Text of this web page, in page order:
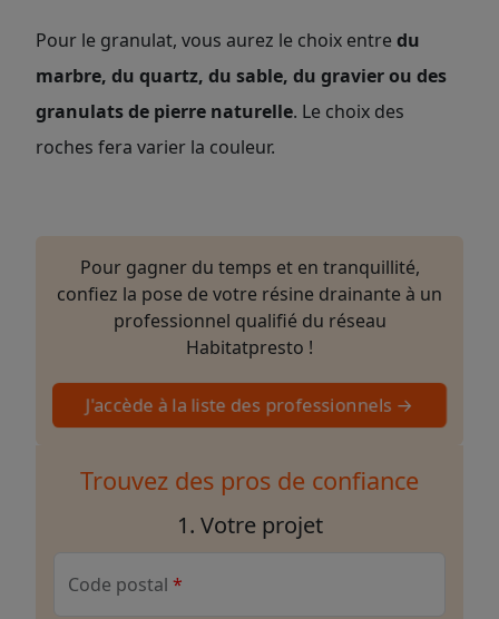
Pour le granulat, vous aurez le choix entre du
marbre, du quartz, du sable, du gravier ou des
granulats de pierre naturelle. Le choix des
roches fera varier la couleur.
Pour gagner du temps et en tranquillité,
confiez la pose de votre résine drainante à un
professionnel qualifié du réseau
Habitatpresto !
J'accède à la liste des professionnels →
Trouvez des pros de confiance
1. Votre projet
Code postal